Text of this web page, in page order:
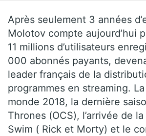
Après seulement 3 années
Molotov compte aujourd’hui
11 millions d’utilisateurs
000 abonnés payants,
leader français de la
programmes en streaming.
monde 2018, la dernière
Thrones (OCS), l’arrivée de
Swim ( Rick et Morty) et le